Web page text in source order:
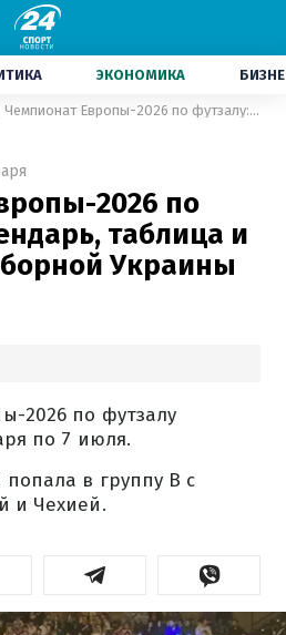
ЭКОНОМИКА
Чемпионат Европы-2026 по футзалу: календарь, таблица и результаты сборной Украины
2026 по
таблица и
Украины
2026 по футзалу
по 7 июля.
в группу В с
и Чехией.